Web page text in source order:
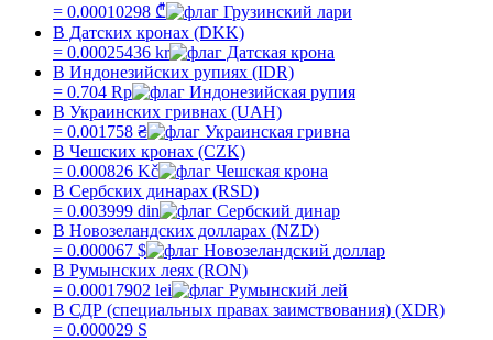
= 0.00010298 ₾
В Датских кронах (DKK)
= 0.00025436 kr
В Индонезийских рупиях (IDR)
= 0.704 Rp
В Украинских гривнах (UAH)
= 0.001758 ₴
В Чешских кронах (CZK)
= 0.000826 Kč
В Сербских динарах (RSD)
= 0.003999 din
В Новозеландских долларах (NZD)
= 0.000067 $
В Румынских леях (RON)
= 0.00017902 lei
В СДР (специальных правах заимствования) (XDR)
= 0.000029 S